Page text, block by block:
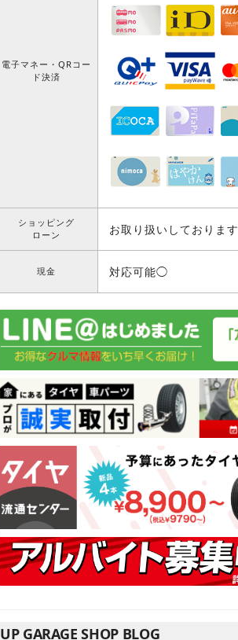
電子マネー・QRコー
ド決済
ショッピング
ローン
お取り扱いしております
現金 対応可能◯
UP GARAGE SHOP BLOG